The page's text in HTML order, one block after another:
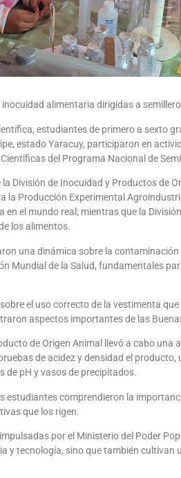
alimentaria dirigidas a
estudiantes de primero a sexto
estado Yaracuy, participaron en
del Programa Nacional de
División de Inocuidad y Productos de
la Producción Experimental
en el mundo real; mientras que la
los alimentos.
una dinámica sobre la
Mundial de la Salud, fundamentales
el uso correcto de la vestimenta
aspectos importantes de las
de Origen Animal llevó a cabo una
de acidez y densidad el
de pH y vasos de precipitados.
estudiantes comprendieron la
que los rigen.
por el Ministerio del Poder
y tecnología, sino que también